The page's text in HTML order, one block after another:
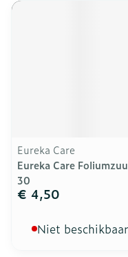
Eureka Care
Eureka Care
30
€ 4,50
Niet beschikbaar